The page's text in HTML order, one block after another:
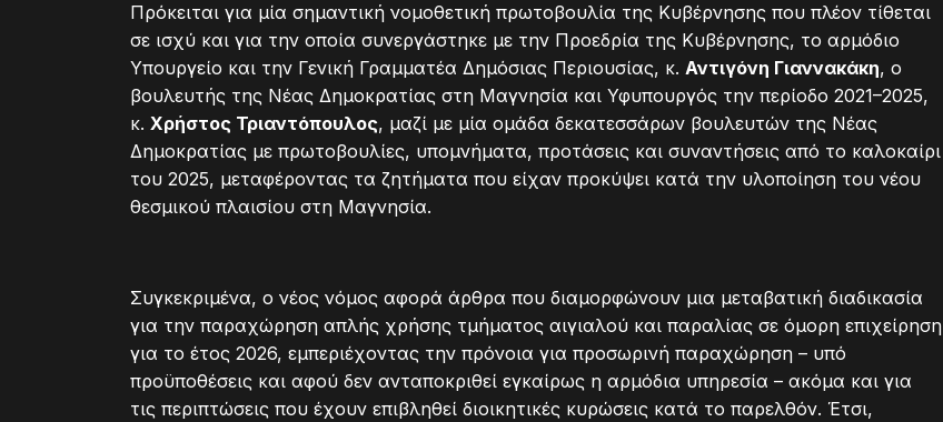
Πρόκειται για μία σημαντική νομοθετική πρωτοβουλία της Κυβέρνησης που πλέον τίθεται
σε ισχύ και για την οποία συνεργάστηκε με την Προεδρία της Κυβέρνησης, το αρμόδιο
Υπουργείο και την Γενική Γραμματέα Δημόσιας Περιουσίας, κ. Αντιγόνη Γιαννακάκη, ο
βουλευτής της Νέας Δημοκρατίας στη Μαγνησία και Υφυπουργός την περίοδο 2021–2025,
κ. Χρήστος Τριαντόπουλος, μαζί με μία ομάδα δεκατεσσάρων βουλευτών της Νέας
Δημοκρατίας με πρωτοβουλίες, υπομνήματα, προτάσεις και συναντήσεις από το καλοκαίρι
του 2025, μεταφέροντας τα ζητήματα που είχαν προκύψει κατά την υλοποίηση του νέου
θεσμικού πλαισίου στη Μαγνησία.
Συγκεκριμένα, ο νέος νόμος αφορά άρθρα που διαμορφώνουν μια μεταβατική διαδικασία
για την παραχώρηση απλής χρήσης τμήματος αιγιαλού και παραλίας σε όμορη επιχείρηση
για το έτος 2026, εμπεριέχοντας την πρόνοια για προσωρινή παραχώρηση – υπό
προϋποθέσεις και αφού δεν ανταποκριθεί εγκαίρως η αρμόδια υπηρεσία – ακόμα και για
τις περιπτώσεις που έχουν επιβληθεί διοικητικές κυρώσεις κατά το παρελθόν. Έτσι,